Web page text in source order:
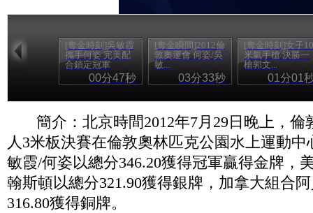
[奪金時刻]吳敏霞
攜手何姿 完美配
合鎖定冠軍
00分47秒
[奪金瞬間]2012倫
敦奧運會 何姿/吳
敏...
03分33秒
[奪金時刻]女子10
米氣手槍 決勝一
槍郭文...
01分01
簡介：北京時間2012年7月29日晚上，
人3米板決賽在倫敦奧林匹克公園水上運動
敏霞/何姿以總分346.20獲得冠軍贏得金牌，
翰斯頓以總分321.90獲得銀牌，加拿大組合
316.80獲得銅牌。